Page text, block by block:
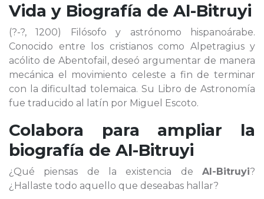
Vida y Biografía de Al-Bitruyi
(?-?, 1200) Filósofo y astrónomo hispanoárabe.
Conocido entre los cristianos como Alpetragius y
acólito de Abentofail, deseó argumentar de manera
mecánica el movimiento celeste a fin de terminar
con la dificultad tolemaica. Su Libro de Astronomía
fue traducido al latín por Miguel Escoto.
Colabora para ampliar la
biografía de Al-Bitruyi
¿Qué piensas de la existencia de Al-Bitruyi?
¿Hallaste todo aquello que deseabas hallar?